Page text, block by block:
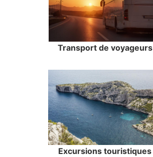
Transport de voyageurs
Excursions touristiques